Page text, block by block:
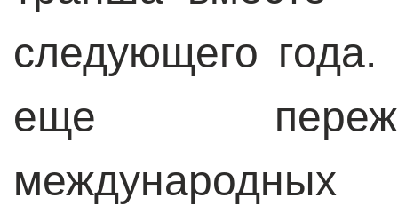
следующего
еще
международных